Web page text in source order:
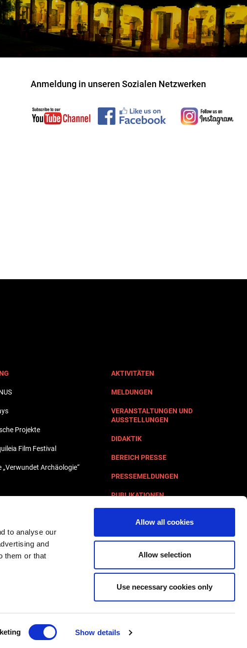
to analyse our
and
them or that
Show details
Allow all cookies
Allow selection
Use necessary cookies only
Anmeldung in unseren Sozialen Netzwerken
Projekte
Film Festival
„Verwundet Archäologie“
AKTIVITÄTEN
MELDUNGEN
VERANSTALTUNGEN UND
AUSSTELLUNGEN
DIDAKTIK
BEREICH PRESSE
PRESSEMELDUNGEN
PUBLIKATIONEN